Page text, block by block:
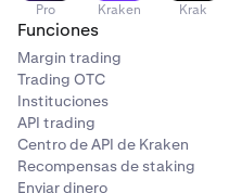
Pro Kraken Krak
Funciones
Margin trading
Trading OTC
Instituciones
API trading
Centro de API de Kraken
Recompensas de staking
Enviar dinero